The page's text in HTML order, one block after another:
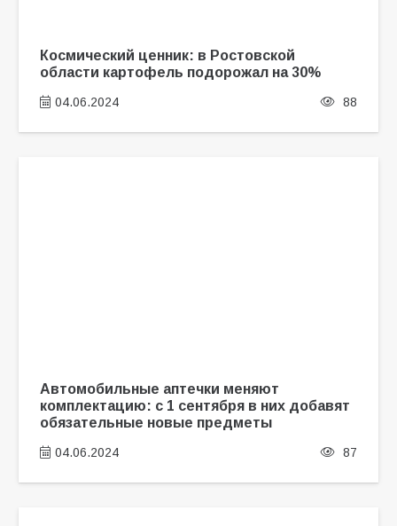
Космический ценник: в Ростовской
области картофель подорожал на 30%
04.06.2024 88
Автомобильные аптечки меняют
комплектацию: с 1 сентября в них добавят
обязательные новые предметы
04.06.2024 87